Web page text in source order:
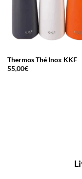
Thermos Thé Inox KKF
55,00€